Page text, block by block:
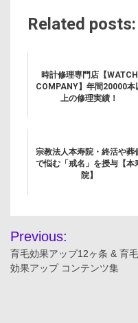
Related posts:
時計修理専門店【WATCH
COMPANY】年間20000本
上の修理実績！
宗教法人本寿院・終活や葬
で悩む「戒名」を授与【本
院】
投
稿
Previous:
育毛効果アップ12ヶ条 & 育毛
効果アップ コンテンツ集